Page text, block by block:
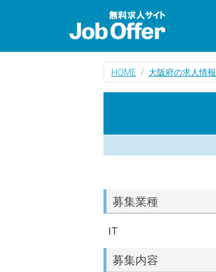
HOME 大阪府の求人情報
募集業種
IT
募集内容